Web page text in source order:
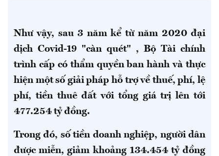
Như vậy, sau 3 năm kể từ năm 2020 đại
dịch Covid-19 "càn quét" , Bộ Tài chính
trình cấp có thẩm quyền ban hành và thực
hiện một số giải pháp hỗ trợ về thuế, phí, lệ
phí, tiền thuê đất với tổng giá trị lên tới
477.254 tỷ đồng.
Trong đó, số tiền doanh nghiệp, người dân
được miễn, giảm khoảng 134.454 tỷ đồng